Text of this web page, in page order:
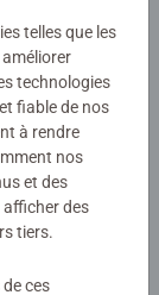
vit dans un
l'écurie, etc.
de
savoir sur les
nommer !
du
3 ans.
été
telles que les
technologies
fiable de nos
à rendre
nos
et des
des
tiers.
ces